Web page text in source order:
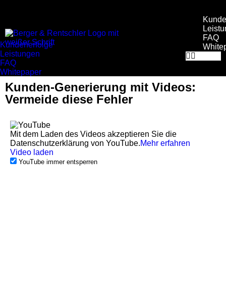
FAQ
Kundenerfolge
Leistungen
FAQ
Whitepaper
Kunden-Generierung mit Videos:
Vermeide diese Fehler
Mit dem Laden des Videos akzeptieren Sie die
Datenschutzerklärung von YouTube.Mehr erfahren
Video laden
YouTube immer entsperren